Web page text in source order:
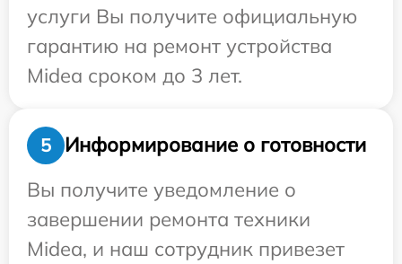
услуги Вы получите официальную
гарантию на ремонт устройства
Midea сроком до 3 лет.
5
Информирование о готовности
Вы получите уведомление о
завершении ремонта техники
Midea, и наш сотрудник привезет